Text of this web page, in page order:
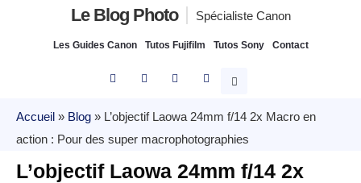
Le Blog Photo Spécialiste Canon
Les Guides Canon Tutos Fujifilm Tutos Sony Contact
Accueil » Blog » L’objectif Laowa 24mm f/14 2x Macro en
action : Pour des super macrophotographies
L’objectif Laowa 24mm f/14 2x